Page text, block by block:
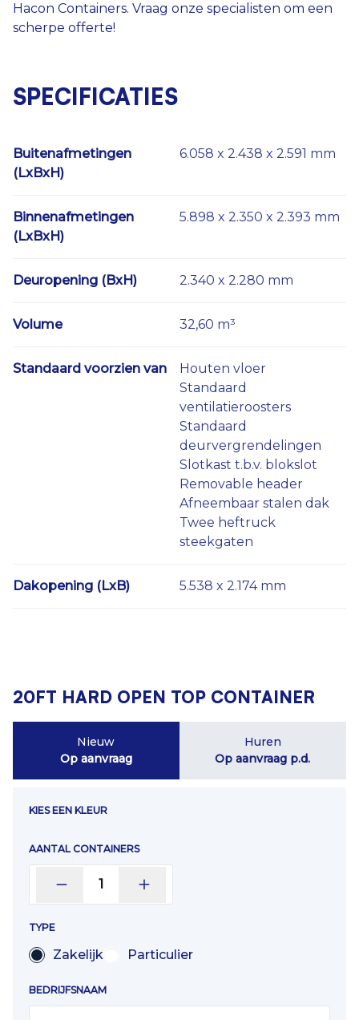
Hacon Containers. Vraag onze specialisten om een
scherpe offerte!
SPECIFICATIES
Buitenafmetingen
(LxBxH)
6.058 x 2.438 x 2.591 mm
Binnenafmetingen
(LxBxH)
5.898 x 2.350 x 2.393 mm
Deuropening (BxH) 2.340 x 2.280 mm
Volume 32,60 m³
Standaard voorzien van
Houten vloer
Standaard
ventilatieroosters
Standaard
deurvergrendelingen
Slotkast t.b.v. blokslot
Removable header
Afneembaar stalen dak
Twee heftruck
steekgaten
Dakopening (LxB) 5.538 x 2.174 mm
20FT HARD OPEN TOP CONTAINER
Nieuw
Op aanvraag
Huren
Op aanvraag p.d.
KIES EEN KLEUR
AANTAL CONTAINERS
1
TYPE
Zakelijk Particulier
BEDRIJFSNAAM